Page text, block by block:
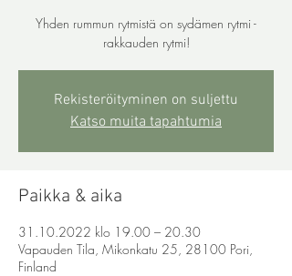
Yhden rummun rytmistä on sydämen rytmi -
rakkauden rytmi!
Rekisteröityminen on suljettu
Katso muita tapahtumia
Paikka & aika
31.10.2022 klo 19.00 – 20.30
Vapauden Tila, Mikonkatu 25, 28100 Pori,
Finland